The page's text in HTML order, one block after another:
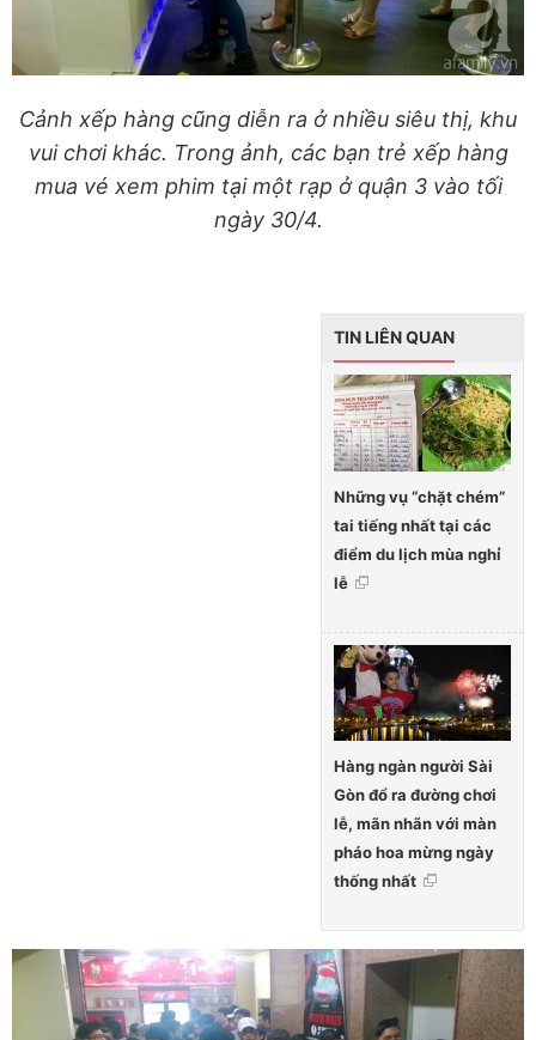
Cảnh xếp hàng cũng diễn ra ở nhiều siêu thị, khu
vui chơi khác. Trong ảnh, các bạn trẻ xếp hàng
mua vé xem phim tại một rạp ở quận 3 vào tối
ngày 30/4.
TIN LIÊN QUAN
Những vụ “chặt chém”
tai tiếng nhất tại các
điểm du lịch mùa nghỉ
lễ
Hàng ngàn người Sài
Gòn đổ ra đường chơi
lễ, mãn nhãn với màn
pháo hoa mừng ngày
thống nhất